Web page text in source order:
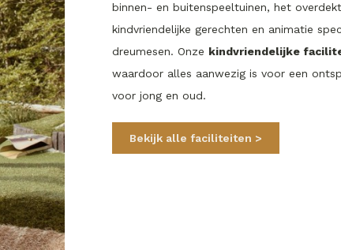
binnen- en buitenspeeltuinen, het
kindvriendelijke gerechten en animatie
dreumesen. Onze kindvriendelijke
waardoor alles aanwezig is voor een
voor jong en oud.
Bekijk alle faciliteiten